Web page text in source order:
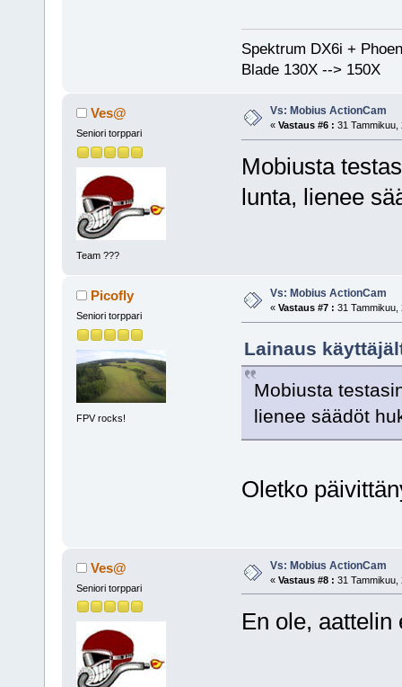
Spektrum DX6i +
Blade 130X --> 150X
Ves@
Seniori torppari
Team ???
Vs: Mobius ActionCam
« Vastaus #6 : 31 Tammikuu,
Mobiusta
lunta, lienee
Picofly
Seniori torppari
FPV rocks!
Vs: Mobius ActionCam
« Vastaus #7 : 31 Tammikuu,
Lainaus
Mobiusta
lienee säädöt
Oletko
Ves@
Seniori torppari
Vs: Mobius ActionCam
« Vastaus #8 : 31 Tammikuu,
En ole,